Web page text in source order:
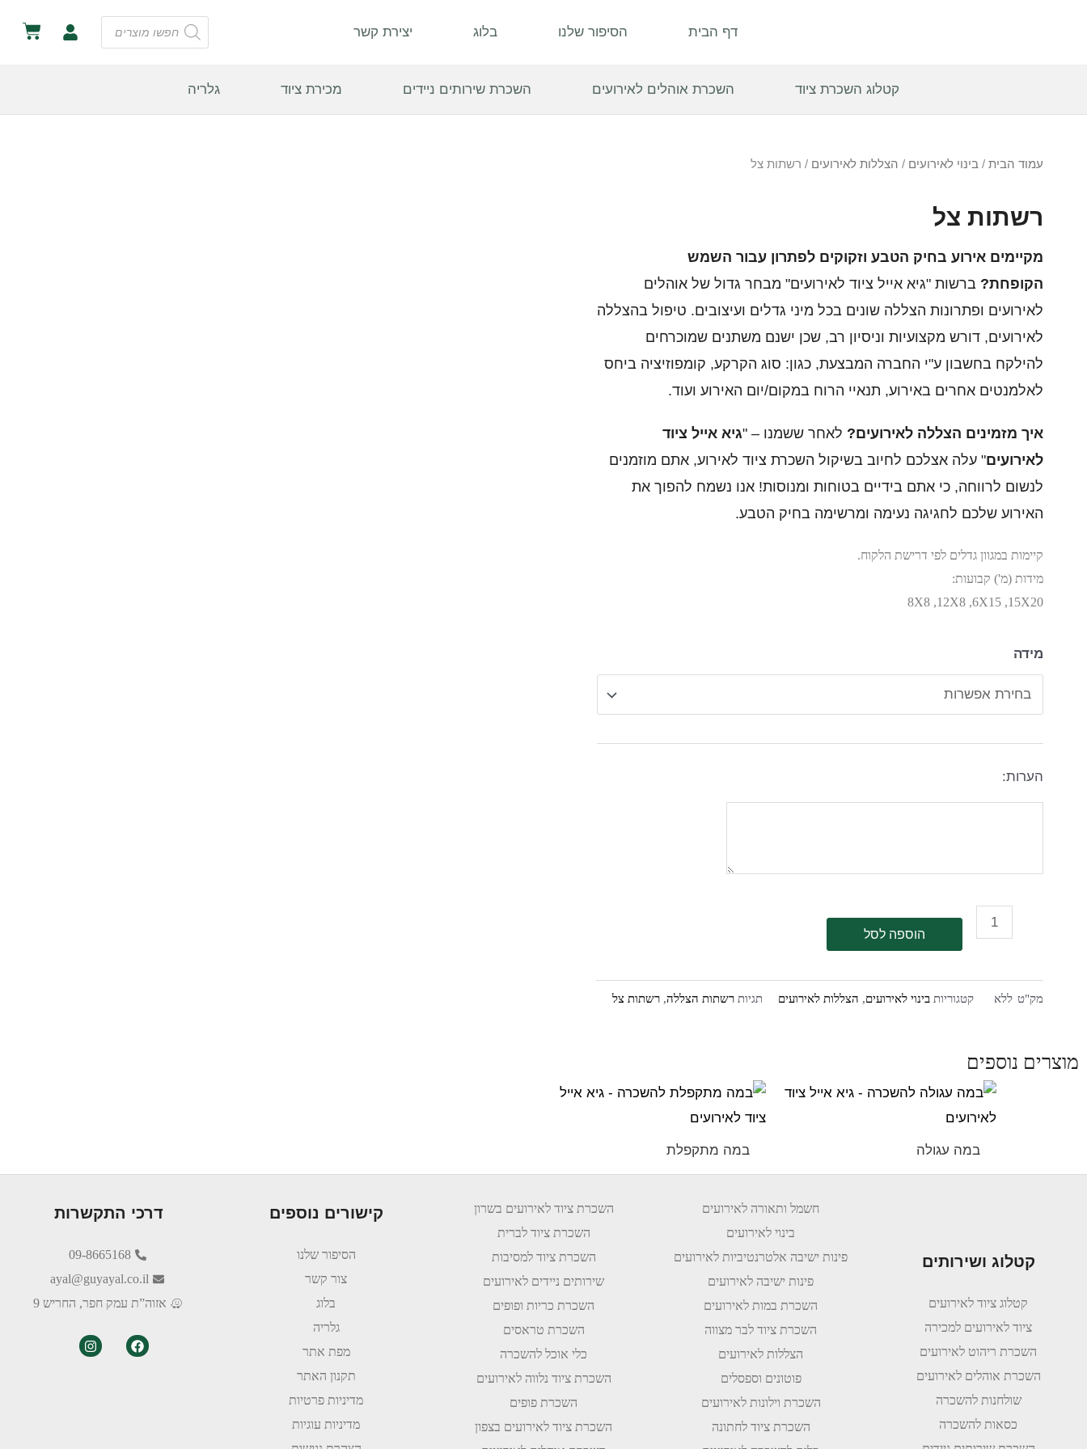
דף הבית
הסיפור שלנו בלוג יצירת קשר
קטלוג השכרת ציוד השכרת אוהלים לאירועים השכרת שירותים ניידים מכירת ציוד גלריה
עמוד הבית / בינוי לאירועים / הצללות לאירועים / רשתות צל
רשתות צל
מקיימים אירוע בחיק הטבע וזקוקים לפתרון עבור השמש
הקופחת? ברשות "גיא אייל ציוד לאירועים" מבחר גדול של אוהלים
לאירועים ופתרונות הצללה שונים בכל מיני גדלים ועיצובים. טיפול בהצללה
לאירועים, דורש מקצועיות וניסיון רב, שכן ישנם משתנים שמוכרחים
להילקח בחשבון ע"י החברה המבצעת, כגון: סוג הקרקע, קומפוזיציה ביחס
לאלמנטים אחרים באירוע, תנאיי הרוח במקום/יום האירוע ועוד.
איך מזמינים הצללה לאירועים? לאחר ששמנו – "גיא אייל ציוד
לאירועים" עלה אצלכם לחיוב בשיקול השכרת ציוד לאירוע, אתם מוזמנים
לנשום לרווחה, כי אתם בידיים בטוחות ומנוסות! אנו נשמח להפוך את
האירוע שלכם לחגיגה נעימה ומרשימה בחיק הטבע.
קיימות במגוון גדלים לפי דרישת הלקוח.
מידות (מ') קבועות:
8X8 ,12X8 ,6X15 ,15X20
מידה
הערות:
הוספה לסל
מק"ט ללא קטגוריות בינוי לאירועים, הצללות לאירועים תגיות רשתות הצללה,רשתות צל
מוצרים נוספים
במה עגולה במה מתקפלת
קטלוג ושירותים
קטלוג ציוד לאירועים
ציוד לאירועים למכירה
השכרת ריהוט לאירועים
השכרת אוהלים לאירועים
שולחנות להשכרה
כסאות להשכרה
חשמל ותאורה לאירועים
בינוי לאירועים
פינות ישיבה אלטרנטיביות לאירועים
פינות ישיבה לאירועים
השכרת במות לאירועים
השכרת ציוד לבר מצווה
הצללות לאירועים
פוטונים וספסלים
השכרת וילונות לאירועים
השכרת ציוד לחתונה
השכרת ציוד לאירועים בשרון
השכרת ציוד לברית
השכרת ציוד למסיבות
שירותים ניידים לאירועים
השכרת כריות ופופים
השכרת טראסים
כלי אוכל להשכרה
השכרת ציוד נלווה לאירועים
השכרת פופים
השכרת ציוד לאירועים בצפון
קישורים נוספים
הסיפור שלנו
צור קשר
בלוג
גלריה
מפת אתר
תקנון האתר
מדיניות פרטיות
מדיניות עוגיות
דרכי התקשרות
09-8665168
ayal@guyayal.co.il
אזוה”ת עמק חפר, החריש 9